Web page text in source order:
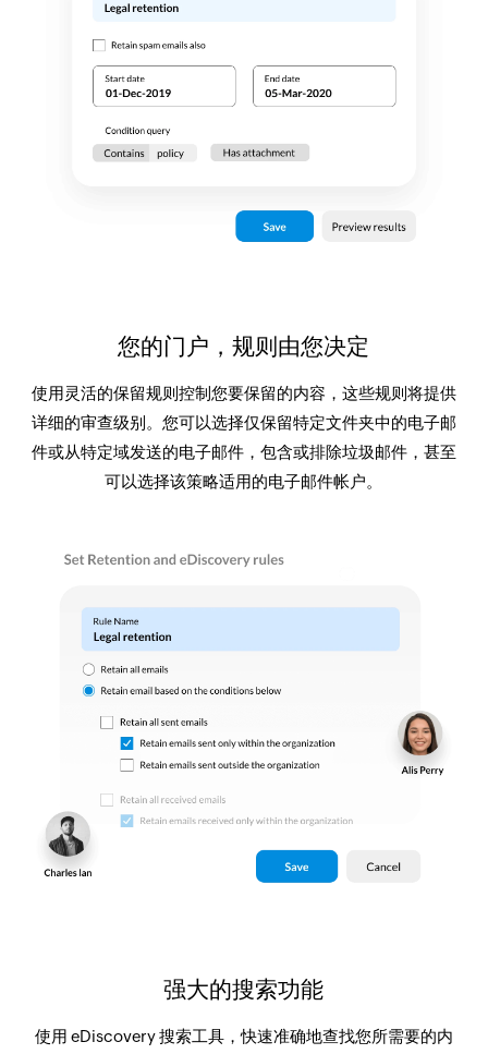
您的门户，规则由您决定
使用灵活的保留规则控制您要保留的内容，这些规则将提供
详细的审查级别。您可以选择仅保留特定文件夹中的电子邮
件或从特定域发送的电子邮件，包含或排除垃圾邮件，甚至
可以选择该策略适用的电子邮件帐户。
强大的搜索功能
使用 eDiscovery 搜索工具，快速准确地查找您所需要的内